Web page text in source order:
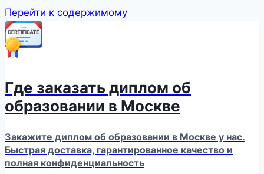
Перейти к содержимому
Где заказать диплом об
образовании в Москве
Закажите диплом об образовании в Москве у нас.
Быстрая доставка, гарантированное качество и
полная конфиденциальность